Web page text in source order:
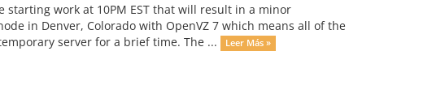
work at 10PM EST that will result in a minor
in Denver, Colorado with OpenVZ 7 which means all of the
server for a brief time. The ...
Leer Más »